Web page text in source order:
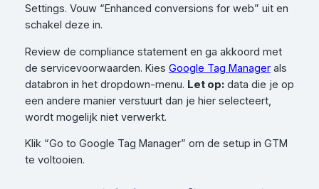
Settings. Vouw “Enhanced conversions for web” uit en
schakel deze in.
Review de compliance statement en ga akkoord met
de servicevoorwaarden. Kies Google Tag Managerals
databron in het dropdown-menu. Let op:data die je op
een andere manier verstuurt dan je hier selecteert,
wordt mogelijk niet verwerkt.
Klik “Go to Google Tag Manager” om de setup in GTM
te voltooien.